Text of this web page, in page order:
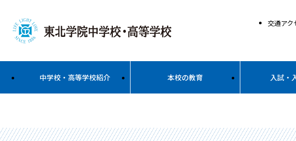
交通アク
中学校・高等学校紹介 本校の教育 入試・